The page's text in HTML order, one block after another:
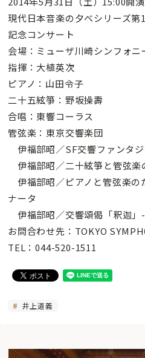
現代日本音楽の夕べシリーズ
記念コンサート
会場：ミューザ川崎シンフォニ
指揮：大植英次
ピアノ：山田令子
二十五絃箏：野坂操壽
合唱：東響コーラス
管弦楽：東京交響楽団
伊福部昭／SF交響ファンタ
伊福部昭／二十絃箏と管弦楽
伊福部昭／ピアノと管弦楽の
ナータ
伊福部昭／交響頌偈「釈迦」
お問合わせ先：TOKYO
TEL：044-520-1511
井上道義